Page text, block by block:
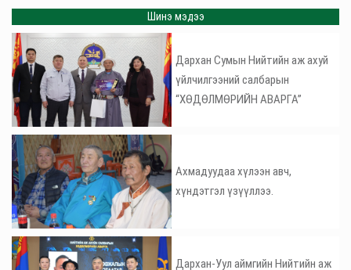
Шинэ мэдээ
Дархан Сумын Нийтийн аж ахуй
үйлчилгээний салбарын
“ХӨДӨЛМӨРИЙН АВАРГА”
Ахмадуудаа хүлээн авч,
хүндэтгэл үзүүллээ.
Дархан-Уул аймгийн Нийтийн аж